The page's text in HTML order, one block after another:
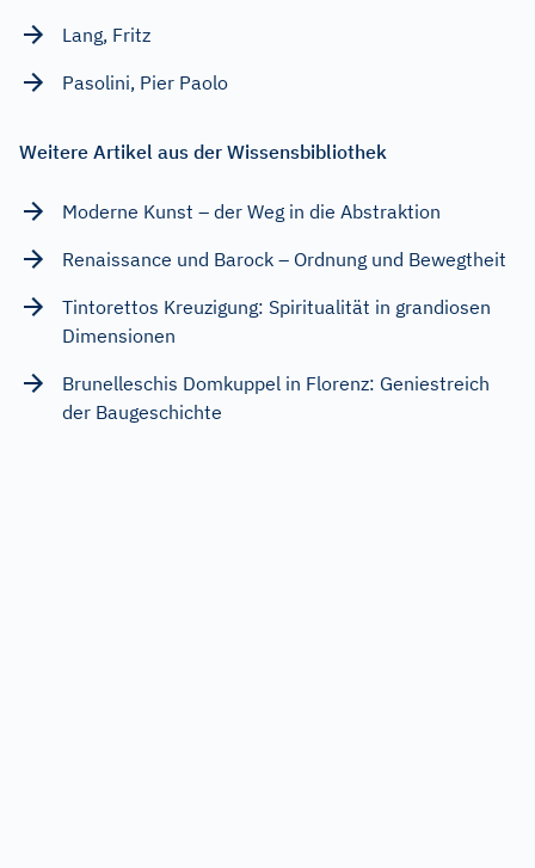
Lang, Fritz
Pasolini, Pier Paolo
Weitere Artikel aus der Wissensbibliothek
Moderne Kunst – der Weg in die Abstraktion
Renaissance und Barock – Ordnung und Bewegtheit
Tintorettos Kreuzigung: Spiritualität in grandiosen
Dimensionen
Brunelleschis Domkuppel in Florenz: Geniestreich
der Baugeschichte